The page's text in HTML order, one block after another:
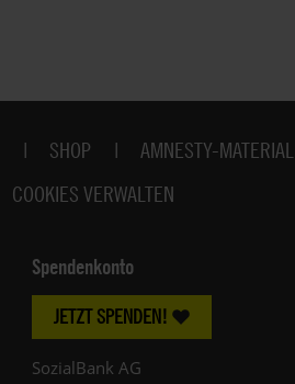
SHOP AMNESTY-MATERIAL
COOKIES VERWALTEN
Spendenkonto
JETZT SPENDEN!
SozialBank AG